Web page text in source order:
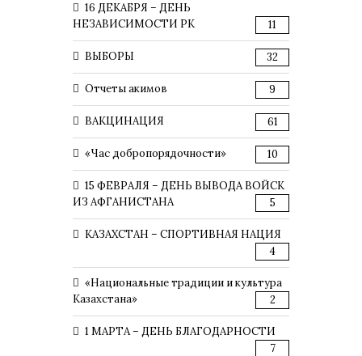
16 ДЕКАБРЯ – ДЕНЬ
НЕЗАВИСИМОСТИ РК
11
ВЫБОРЫ 32
Отчеты акимов 9
ВАКЦИНАЦИЯ 61
«Час добропорядочности» 10
15 ФЕВРАЛЯ – ДЕНЬ ВЫВОДА ВОЙСК
ИЗ АФГАНИСТАНА
5
КАЗАХСТАН – СПОРТИВНАЯ НАЦИЯ
4
«Национальные традиции и культура
Казахстана»
2
1 МАРТА – ДЕНЬ БЛАГОДАРНОСТИ
7